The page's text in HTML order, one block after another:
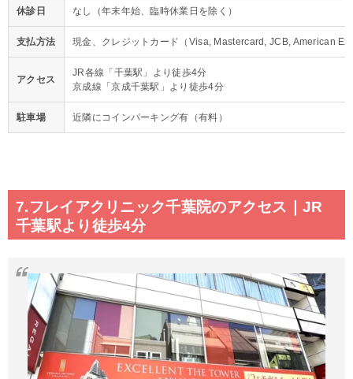
休診日 なし（年末年始、臨時休業日を除く）
支払方法 現金、クレジットカード（Visa, Mastercard, JCB, American
アクセス
JR各線「千葉駅」より徒歩4分
京成線「京成千葉駅」より徒歩4分
駐車場 近隣にコインパーキング有（有料）
7.フレイアクリニック千葉院のアクセス｜JR
千葉駅より徒歩4分